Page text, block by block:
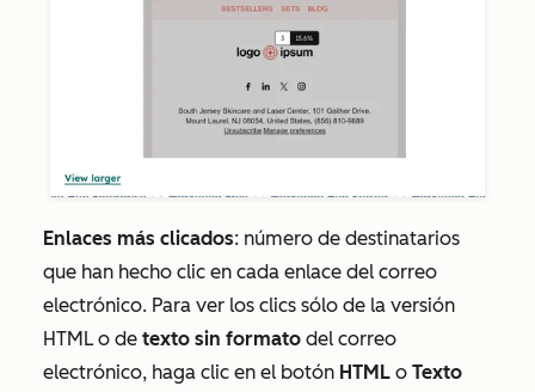
Enlaces más clicados: número de destinatarios
que han hecho clic en cada enlace del correo
electrónico. Para ver los clics sólo de la versión
HTML o de texto sin formato del correo
electrónico, haga clic en el botón HTML o Texto